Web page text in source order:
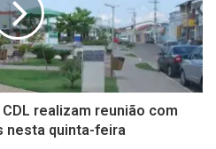
realizam reunião com
nesta quinta-feira